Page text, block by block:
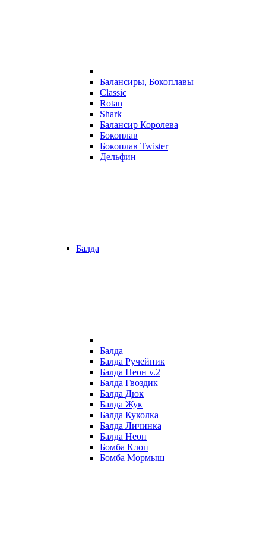
Балансиры, Бокоплавы
Classic
Rotan
Shark
Балансир Королева
Бокоплав
Бокоплав Twister
Дельфин
Балда
Балда
Балда Ручейник
Балда Неон v.2
Балда Гвоздик
Балда Дюк
Балда Жук
Балда Куколка
Балда Личинка
Балда Неон
Бомба Клоп
Бомба Мормыш